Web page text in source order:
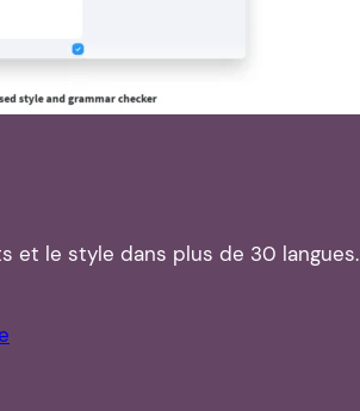
et le style dans plus de 30 langues.